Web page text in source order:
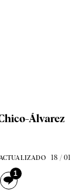
Álvarez
ACTUALIZADO 18 /
1